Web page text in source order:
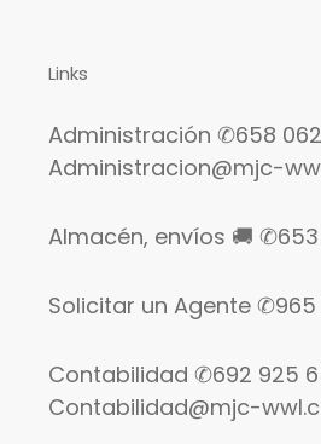
Links
Administración ✆658
Administracion@mjc-
Almacén, envíos 🚚
Solicitar un Agente ✆965
Contabilidad ✆692 925
Contabilidad@mjc-